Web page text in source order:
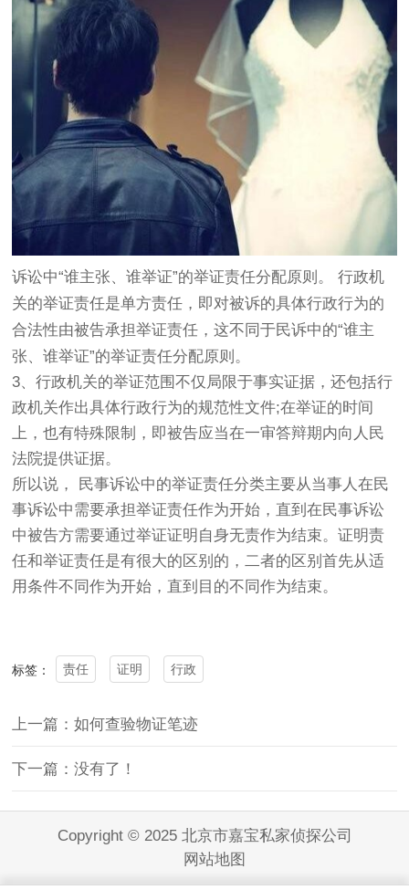
诉讼中“谁主张、谁举证”的举证责任分配原则。 行政机
关的举证责任是单方责任，即对被诉的具体行政行为的
合法性由被告承担举证责任，这不同于民诉中的“谁主
张、谁举证”的举证责任分配原则。
3、行政机关的举证范围不仅局限于事实证据，还包括行
政机关作出具体行政行为的规范性文件;在举证的时间
上，也有特殊限制，即被告应当在一审答辩期内向人民
法院提供证据。
所以说，
民事诉讼中的举证责任分类主要从当事人在民
事诉讼中需要承担举证责任作为开始，直到在民事诉讼
中被告方需要通过举证证明自身无责作为结束。证明责
任和举证责任是有很大的区别的，二者的区别首先从适
用条件不同作为开始，直到目的不同作为结束。
标签： 责任 证明 行政
上一篇：如何查验物证笔迹
下一篇：没有了！
Copyright © 2025 北京市嘉宝私家侦探公司
网站地图